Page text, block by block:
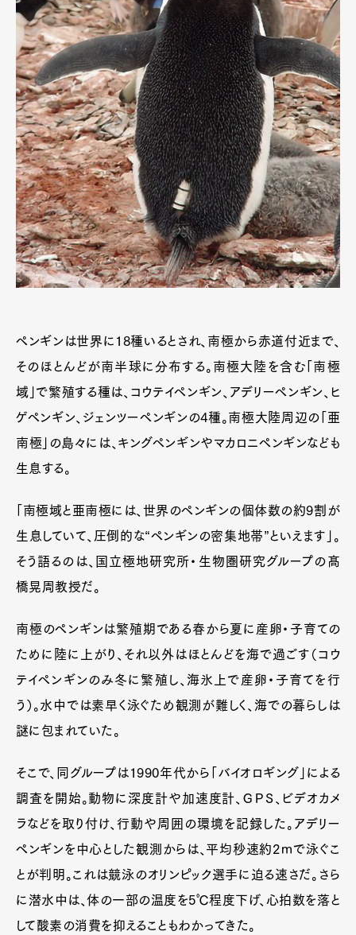
ペンギンは世界に18種いるとされ、南極から赤道付近まで、
そのほとんどが南半球に分布する。南極大陸を含む「南極
域」で繁殖する種は、コウテイペンギン、アデリーペンギン、ヒ
ゲペンギン、ジェンツーペンギンの4種。南極大陸周辺の「亜
南極」の島々には、キングペンギンやマカロニペンギンなども
生息する。
「南極域と亜南極には、世界のペンギンの個体数の約9割が
生息していて、圧倒的な“ペンギンの密集地帯”といえます」。
そう語るのは、国立極地研究所・生物圏研究グループの髙
橋晃周教授だ。
南極のペンギンは繁殖期である春から夏に産卵・子育ての
ために陸に上がり、それ以外はほとんどを海で過ごす（コウ
テイペンギンのみ冬に繁殖し、海氷上で産卵・子育てを行
う）。水中では素早く泳ぐため観測が難しく、海での暮らしは
謎に包まれていた。
そこで、同グループは1990年代から「バイオロギング」による
調査を開始。動物に深度計や加速度計、ＧＰＳ、ビデオカメ
ラなどを取り付け、行動や周囲の環境を記録した。アデリー
ペンギンを中心とした観測からは、平均秒速約2ｍで泳ぐこ
とが判明。これは競泳のオリンピック選手に迫る速さだ。さら
に潜水中は、体の一部の温度を5℃程度下げ、心拍数を落と
して酸素の消費を抑えることもわかってきた。